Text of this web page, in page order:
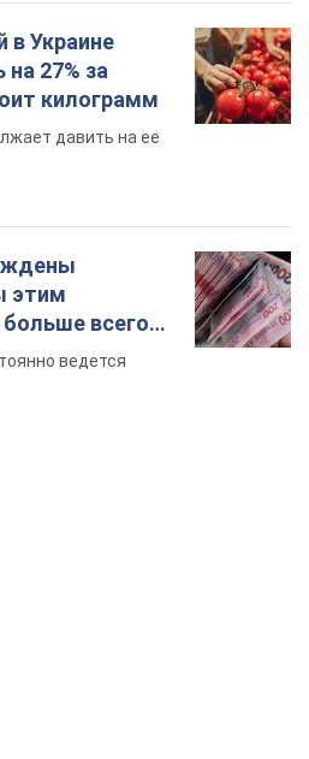
в Украине
27% за
килограмм
давить на ее
этим
всего
трудаведется